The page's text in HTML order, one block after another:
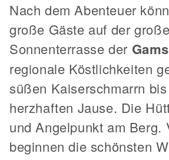
Nach dem Abenteuer
große Gäste auf der
Sonnenterrasse der
regionale Köstlichkeiten
süßen Kaiserschmarrn
herzhaften Jause. Die
und Angelpunkt am Berg.
beginnen die schönsten